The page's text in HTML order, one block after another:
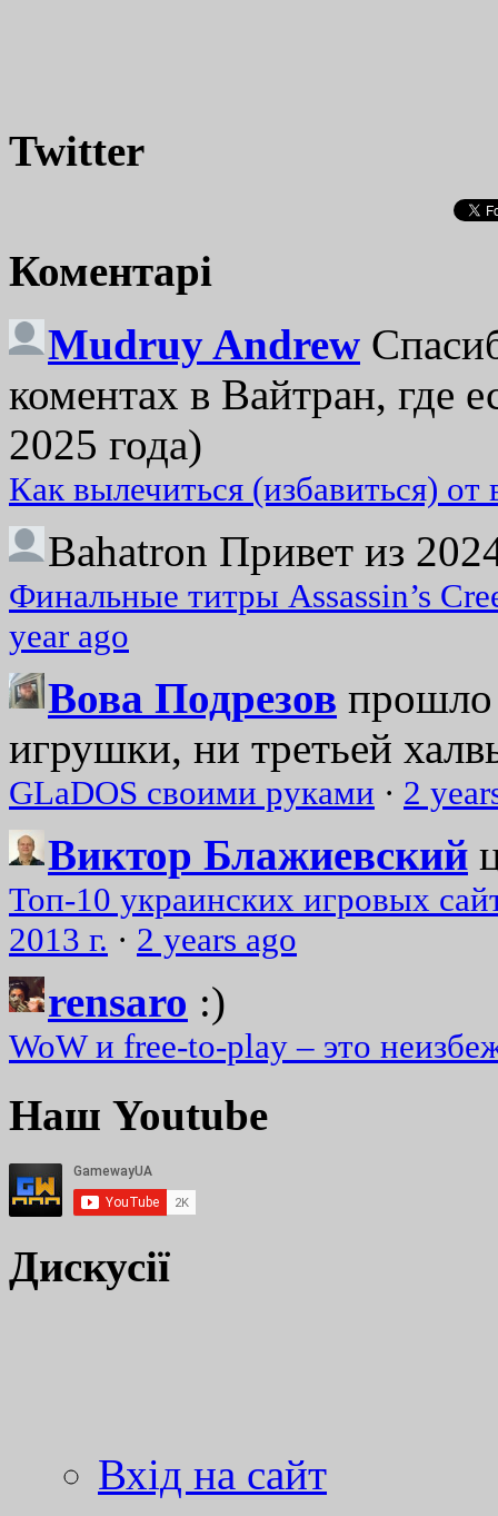
Twitter
Коментарі
Mudruy Andrew
коментах в Вайтран, где
2025 года)
Как вылечиться (избавиться)
Bahatron Привет из
Финальные титры Assassin’s
year ago
Вова Подрезов прошло
игрушки, ни третьей
GLaDOS своими руками · 2
Виктор Блажиевский
Топ-10 украинских игровых
2013 г. · 2 years ago
rensaro :)
WoW и free-to-play – это
Наш Youtube
Дискусії
Вхід на сайт